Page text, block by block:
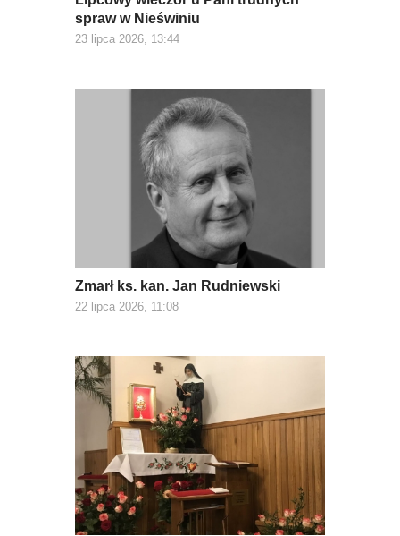
spraw w Nieświniu
23 lipca 2026, 13:44
Zmarł ks. kan. Jan Rudniewski
22 lipca 2026, 11:08